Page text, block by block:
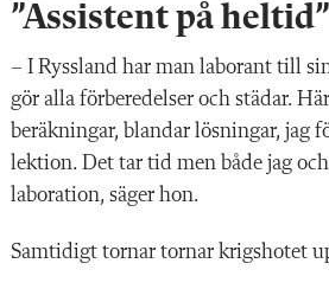
”Assistent på heltid”
– I Ryssland har man laborant till
gör alla förberedelser och städar.
beräkningar, blandar lösningar, jag
lektion. Det tar tid men både jag
laboration, säger hon.
Samtidigt tornar tornar krigshotet